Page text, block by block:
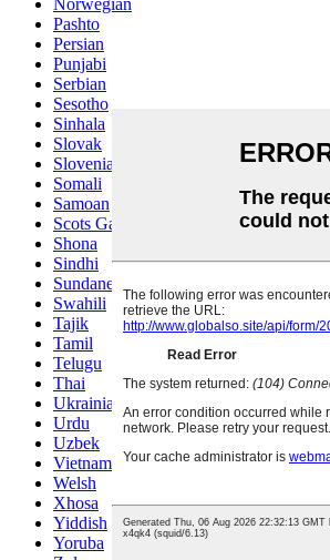
Pashto
Persian
Punjabi
Serbian
Sesotho
Sinhala
Slovak
Slovenian
Somali
Samoan
Scots Gaelic
Shona
Sindhi
Sundanese
Swahili
Tajik
Tamil
Telugu
Thai
Ukrainian
Urdu
Uzbek
Vietnamese
Welsh
Xhosa
Yiddish
Yoruba